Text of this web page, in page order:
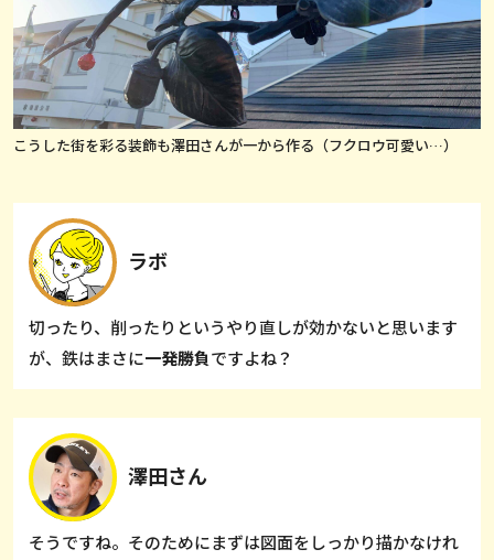
こうした街を彩る装飾も澤田さんが一から作る（フクロウ可愛い…）
ラボ
切ったり、削ったりというやり直しが効かないと思います
が、鉄はまさに一発勝負ですよね？
澤田さん
そうですね。そのためにまずは図面をしっかり描かなけれ